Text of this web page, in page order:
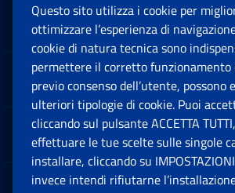
Sedi e Contatti
Software
Note Legali
Questo sito utilizza i cookie per
ottimizzare l’esperienza di
cookie di natura tecnica sono
permettere il corretto funzionamento
previo consenso dell’utente, possono
ulteriori tipologie di cookie. Puoi
cliccando sul pulsante ACCETTA
effettuare le tue scelte sulle singole
installare, cliccando su
invece intendi rifiutarne